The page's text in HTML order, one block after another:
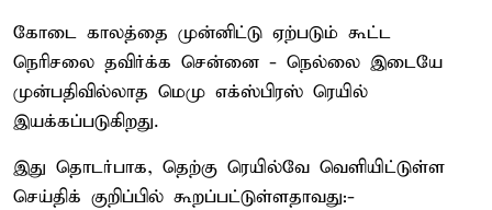
கோடை காலத்தை முன்னிட்டு ஏற்படும் கூட்ட
நெரிசலை தவிர்க்க சென்னை - நெல்லை இடையே
முன்பதிவில்லாத மெமு எக்ஸ்பிரஸ் ரெயில்
இயக்கப்படுகிறது.
இது தொடர்பாக, தெற்கு ரெயில்வே வெளியிட்டுள்ள
செய்திக் குறிப்பில் கூறப்பட்டுள்ளதாவது:-